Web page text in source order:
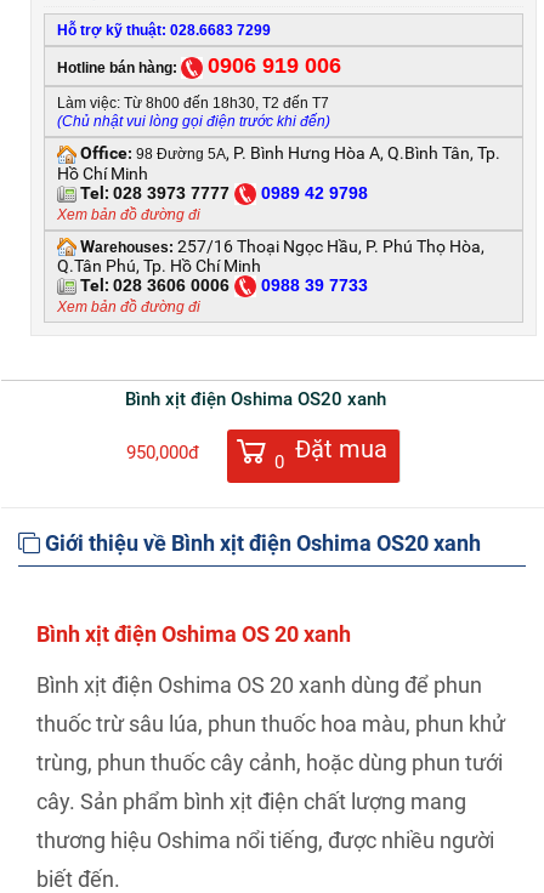
Hỗ trợ kỹ thuật: 028.6683 7299
Hotline bán hàng: 0906 919 006
Làm việc: Từ 8h00 đến 18h30, T2 đến T7
(Chủ nhật vui lòng gọi điện trước khi đến)
Office: 98 Đường 5A, P. Bình Hưng Hòa A, Q.Bình Tân, Tp.
Hồ Chí Minh
Tel: 028 3973 7777 0989 42 9798
Xem bản đồ đường đi
Warehouses: 257/16 Thoại Ngọc Hầu, P. Phú Thọ Hòa,
Q.Tân Phú, Tp. Hồ Chí Minh
Tel: 028 3606 0006 0988 39 7733
Xem bản đồ đường đi
Bình xịt điện Oshima OS20 xanh
950,000đ 0 Đặt mua
Giới thiệu về Bình xịt điện Oshima OS20 xanh
Bình xịt điện Oshima OS 20 xanh
Bình xịt điện Oshima OS 20 xanh dùng để phun
thuốc trừ sâu lúa, phun thuốc hoa màu, phun khử
trùng, phun thuốc cây cảnh, hoặc dùng phun tưới
cây. Sản phẩm bình xịt điện chất lượng mang
thương hiệu Oshima nổi tiếng, được nhiều người
biết đến.